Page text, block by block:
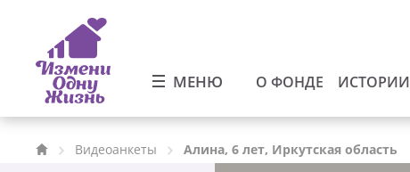
МЕНЮ О ФОНДЕ ИСТОРИИ
Видеоанкеты Алина, 6 лет, Иркутская область